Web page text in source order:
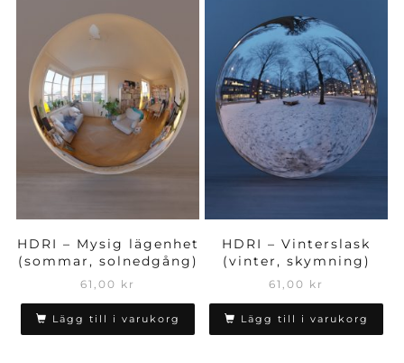
HDRI – Mysig lägenhet
(sommar, solnedgång)
61,00 kr
Lägg till i varukorg
HDRI – Vinterslask
(vinter, skymning)
61,00 kr
Lägg till i varukorg